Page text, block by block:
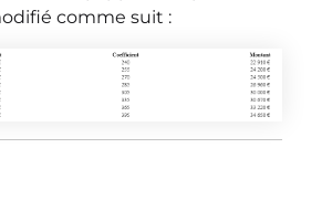
comme suit :